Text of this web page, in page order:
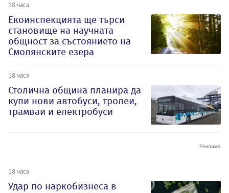
18 часа
Екоинспекцията ще търси
становище на научната
общност за състоянието на
Смолянските езера
18 часа
Столична община планира да
купи нови автобуси, тролеи,
трамваи и електробуси
18 часа
Удар по наркобизнеса в